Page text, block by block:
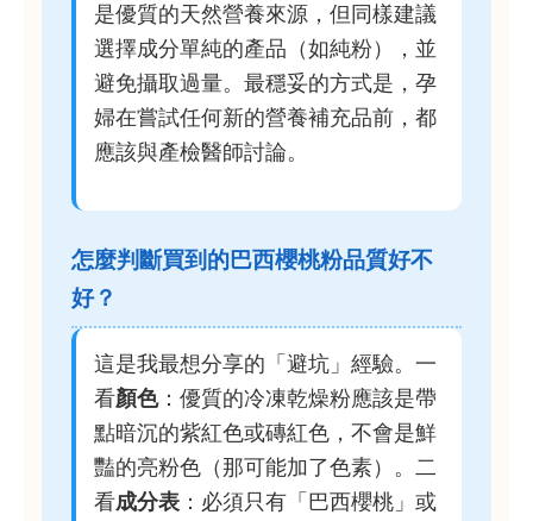
是優質的天然營養來源，但同樣建議
選擇成分單純的產品（如純粉），並
避免攝取過量。最穩妥的方式是，孕
婦在嘗試任何新的營養補充品前，都
應該與產檢醫師討論。
怎麼判斷買到的巴西櫻桃粉品質好不
好？
這是我最想分享的「避坑」經驗。一
看顏色：優質的冷凍乾燥粉應該是帶
點暗沉的紫紅色或磚紅色，不會是鮮
豔的亮粉色（那可能加了色素）。二
看成分表 ：必須只有「巴西櫻桃」或